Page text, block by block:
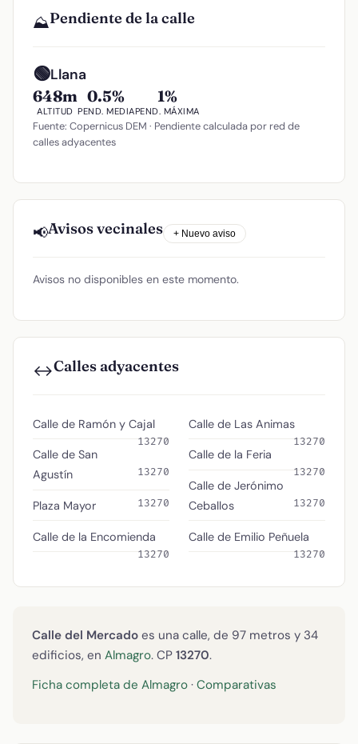
⛰️Pendiente de la calle
🟢Llana
648m
ALTITUD
0.5%
PEND. MEDIA
1%
PEND. MÁXIMA
Fuente: Copernicus DEM · Pendiente calculada por red de
calles adyacentes
📢Avisos vecinales + Nuevo aviso
Avisos no disponibles en este momento.
↔️Calles adyacentes
Calle de Ramón y Cajal
13270
Calle de San
Agustín
13270
Plaza Mayor 13270
Calle de la Encomienda
13270
Calle de Las Animas
13270
Calle de la Feria
13270
Calle de Jerónimo
Ceballos
13270
Calle de Emilio Peñuela
13270
Calle del Mercado es una calle, de 97 metros y 34
edificios, en Almagro. CP 13270.
Ficha completa de Almagro · Comparativas